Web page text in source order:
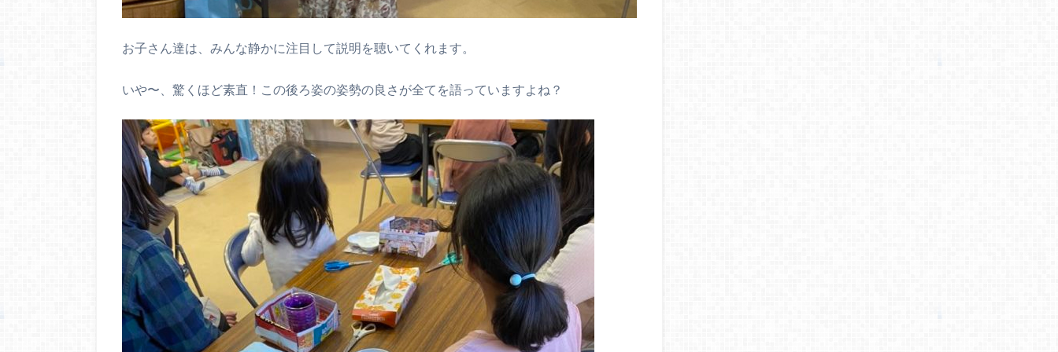
お子さん達は、みんな静かに注目して説明を聴いてくれます。
いや〜、驚くほど素直！この後ろ姿の姿勢の良さが全てを語っていますよね？